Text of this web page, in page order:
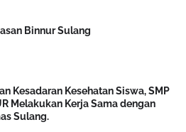
Binnur Sulang
Kesadaran Kesehatan Siswa, SMP
Melakukan Kerja Sama dengan
Sulang.